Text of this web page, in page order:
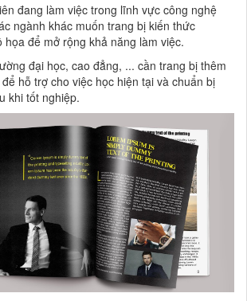
đang làm việc trong lĩnh vực công nghệ
ngành khác muốn trang bị kiến thức
họa để mở rộng khả năng làm việc.
đại học, cao đẳng, ... cần trang bị thêm
hỗ trợ cho việc học hiện tại và chuẩn bị
khi tốt nghiệp.